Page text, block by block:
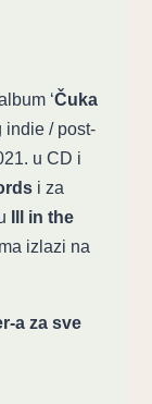
‘Čuka
indie / post-
u CD i
i za
Ill in the
izlazi na
a za sve